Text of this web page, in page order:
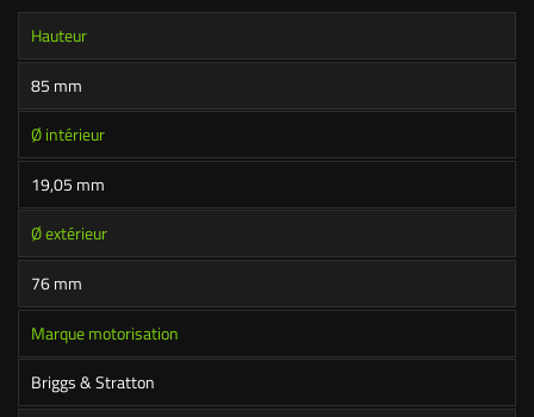
Hauteur
85 mm
Ø intérieur
19,05 mm
Ø extérieur
76 mm
Marque motorisation
Briggs & Stratton